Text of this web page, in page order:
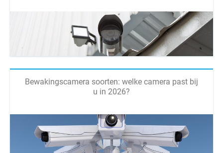
Bewakingscamera soorten: welke camera past bij
u in 2026?